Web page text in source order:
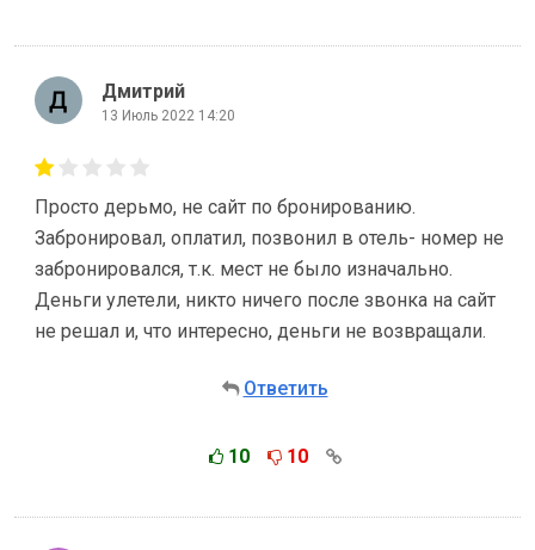
Дмитрий
13 Июль 2022 14:20
Просто дерьмо, не сайт по бронированию.
Забронировал, оплатил, позвонил в отель- номер не
забронировался, т.к. мест не было изначально.
Деньги улетели, никто ничего после звонка на сайт
не решал и, что интересно, деньги не возвращали.
Ответить
10 10